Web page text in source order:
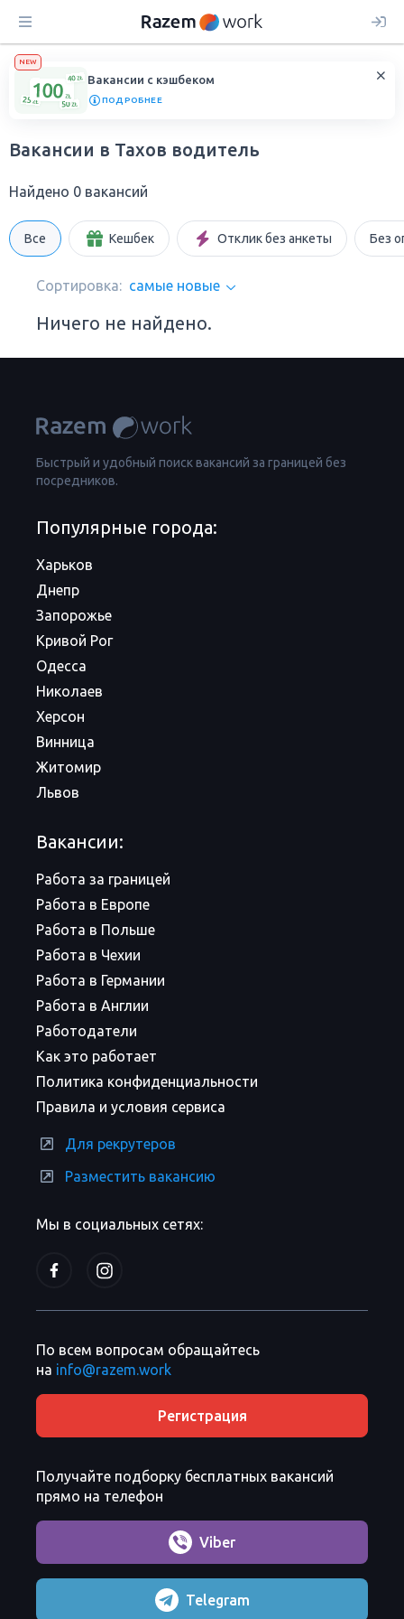
NEW
Вакансии с кэшбеком
ПОДРОБНЕЕ
Вакансии в Тахов водитель
Найдено 0 вакансий
Все Кешбек Отклик без анкеты Без
Сортировка: самые новые
Ничего не найдено.
Быстрый и удобный поиск вакансий за границей без
посредников.
Мы в социальных сетях:
Популярные города:
Харьков
Днепр
Запорожье
Кривой Рог
Одесса
Николаев
Херсон
Винница
Житомир
Львов
Вакансии:
Работа за границей
Работа в Европе
Работа в Польше
Работа в Чехии
Работа в Германии
Работа в Англии
Работодатели
Как это работает
Политика конфиденциальности
Правила и условия сервиса
Для рекрутеров
Разместить вакансию
По всем вопросам обращайтесь
на info@razem.work
Регистрация
Получайте подборку бесплатных вакансий
прямо на телефон
Viber
Telegram